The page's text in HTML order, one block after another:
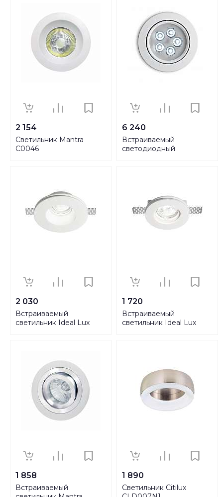
2 154
Светильник Mantra
C0046
6 240
Встраиваемый
светодиодный
2 030
Встраиваемый
светильник Ideal Lux
1 720
Встраиваемый
светильник Ideal Lux
1 858
Встраиваемый
1 890
Светильник Citilux